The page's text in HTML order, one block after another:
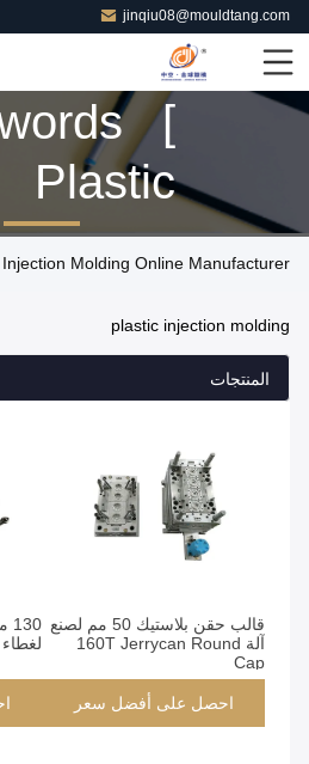
jinqiu08@mouldtang.com
[
Plastic
Injection
96
Injection Molding Online Manufacturer
plastic injection molding
المنتجات
قالب حقن بلاستيك 50 مم لصنع
آلة 160T Jerrycan Round
Cap
احصل على أفضل سعر